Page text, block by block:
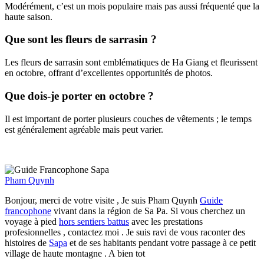
Modérément, c’est un mois populaire mais pas aussi fréquenté que la
haute saison.
Que sont les fleurs de sarrasin ?
Les fleurs de sarrasin sont emblématiques de Ha Giang et fleurissent
en octobre, offrant d’excellentes opportunités de photos.
Que dois-je porter en octobre ?
Il est important de porter plusieurs couches de vêtements ; le temps
est généralement agréable mais peut varier.
Pham Quynh
Bonjour, merci de votre visite , Je suis Pham Quynh Guide
francophone vivant dans la région de Sa Pa. Si vous cherchez un
voyage à pied hors sentiers battus avec les prestations
profesionnelles , contactez moi . Je suis ravi de vous raconter des
histoires de Sapa et de ses habitants pendant votre passage à ce petit
village de haute montagne . A bien tot